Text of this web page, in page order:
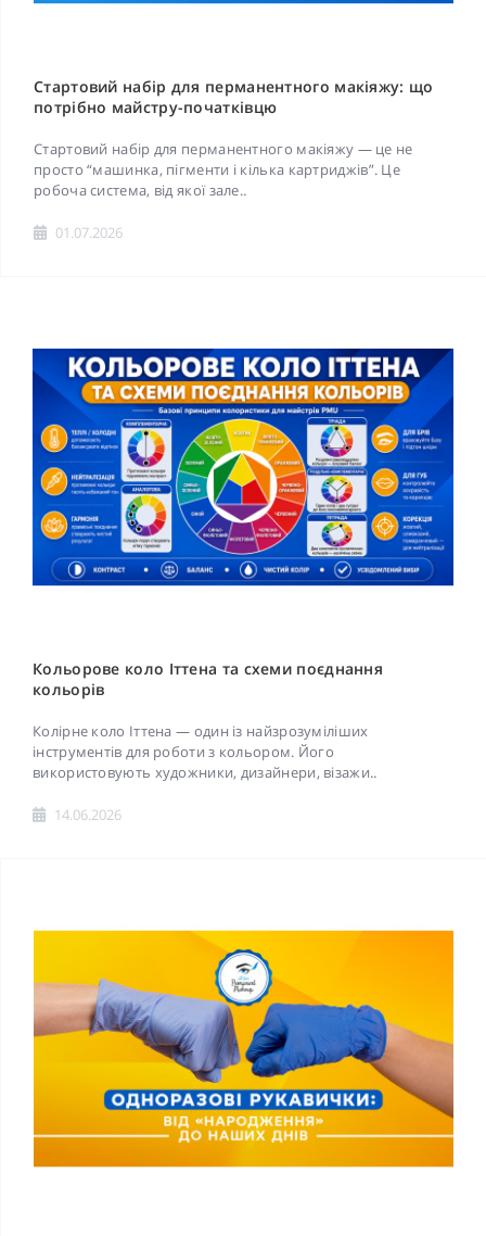
Стартовий набір для перманентного макіяжу: що
потрібно майстру-початківцю
Стартовий набір для перманентного макіяжу — це не
просто “машинка, пігменти і кілька картриджів”. Це
робоча система, від якої зале..
01.07.2026
Кольорове коло Іттена та схеми поєднання
кольорів
Колірне коло Іттена — один із найзрозуміліших
інструментів для роботи з кольором. Його
використовують художники, дизайнери, візажи..
14.06.2026